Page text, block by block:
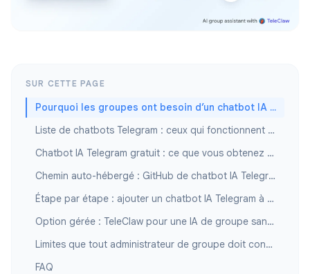
SUR CETTE PAGE
Pourquoi les groupes ont besoin d’un chatbot IA (et pas juste d’un bot à commandes)
Liste de chatbots Telegram : ceux qui fonctionnent vraiment en groupe
Chatbot IA Telegram gratuit : ce que vous obtenez sans payer
Chemin auto-hébergé : GitHub de chatbot IA Telegram et BotFather
Étape par étape : ajouter un chatbot IA Telegram à votre groupe
Option gérée : TeleClaw pour une IA de groupe sans code
Limites que tout administrateur de groupe doit connaître
FAQ